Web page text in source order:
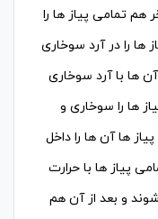
تمامی پیاز ها را
ها را در آرد سوخاری
ها با آرد سوخاری
ها را سوخاری و
ها آن ها را داخل
پیاز ها با حرارت
و بعد از آن هم